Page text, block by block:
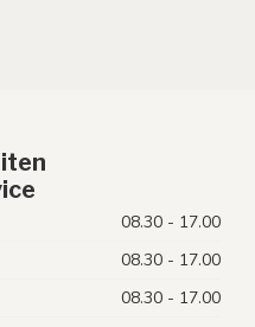
08.30 - 17.00
08.30 - 17.00
08.30 - 17.00